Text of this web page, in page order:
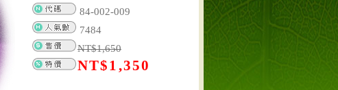
84-002-009
7484
NT$1,650
NT$1,350